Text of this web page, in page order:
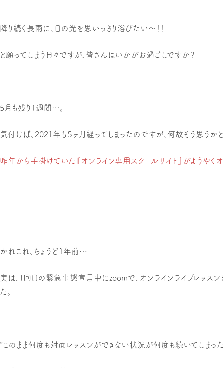
降り続く長雨に、日の光を思いっきり浴びたい〜！！
と願ってしまう日々ですが、皆さんはいかがお過ごしですか？
5月も残り1週間…。
気付けば、2021年も５ヶ月経ってしまったのですが、何故そう思うか
昨年から手掛けていた『オンライン専用スクールサイト』がようやくオ
かれこれ、ちょうど1年前…
実は、１回目の緊急事態宣言中にzoomで、オンラインライブレッスン
た。
“このまま何度も対面レッスンができない状況が何度も続いてしまっ